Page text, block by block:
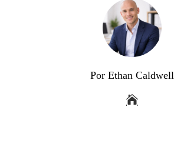
Por Ethan Caldwell